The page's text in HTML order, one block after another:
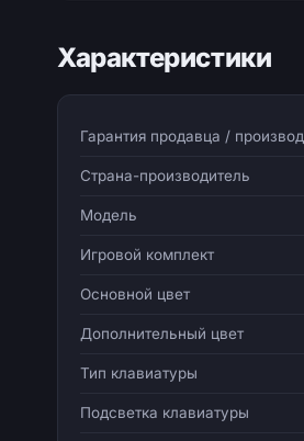
Характеристики
Гарантия продавца /
Страна-производитель
Модель
Игровой комплект
Основной цвет
Дополнительный цвет
Тип клавиатуры
Подсветка клавиатуры